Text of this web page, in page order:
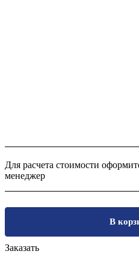
Для расчета стоимости
менеджер
В
Заказать